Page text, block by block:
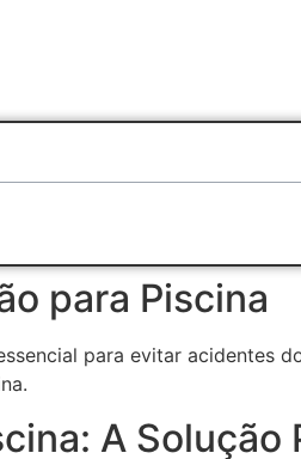
para Piscina
para evitar acidentes
A